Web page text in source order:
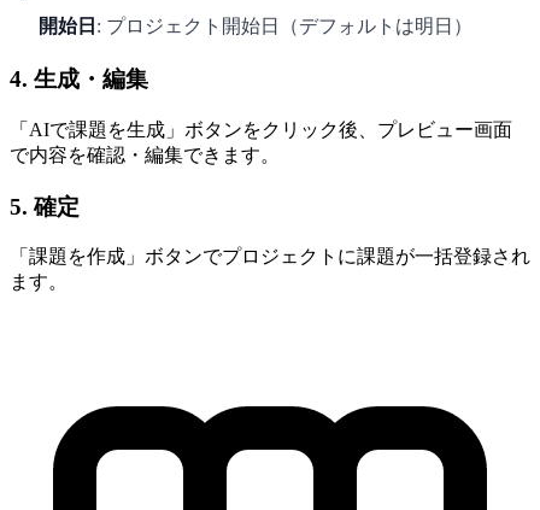
開始日 : プロジェクト開始日（デフォルトは明日）
4. 生成・編集
「AIで課題を生成」ボタンをクリック後、プレビュー画面
で内容を確認・編集できます。
5. 確定
「課題を作成」ボタンでプロジェクトに課題が一括登録され
ます。